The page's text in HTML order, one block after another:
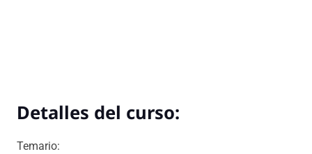
Detalles del curso:
Temario: